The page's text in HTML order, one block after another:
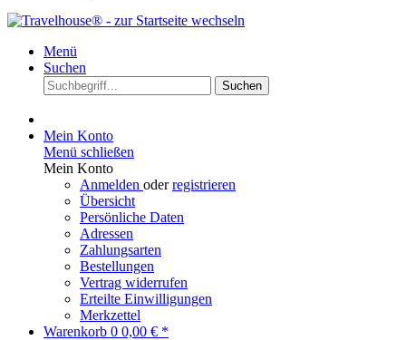
Menü
Suchen
Suchen
Mein Konto
Menü schließen
Mein Konto
Anmelden oderregistrieren
Übersicht
Persönliche Daten
Adressen
Zahlungsarten
Bestellungen
Vertrag widerrufen
Erteilte Einwilligungen
Merkzettel
Warenkorb 0 0,00 € *